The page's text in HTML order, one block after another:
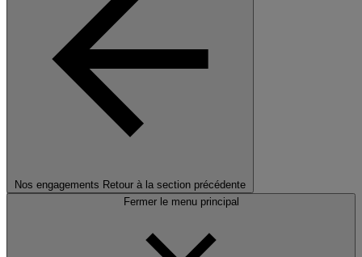
Nos engagements Retour à la section précédente
Fermer le menu principal